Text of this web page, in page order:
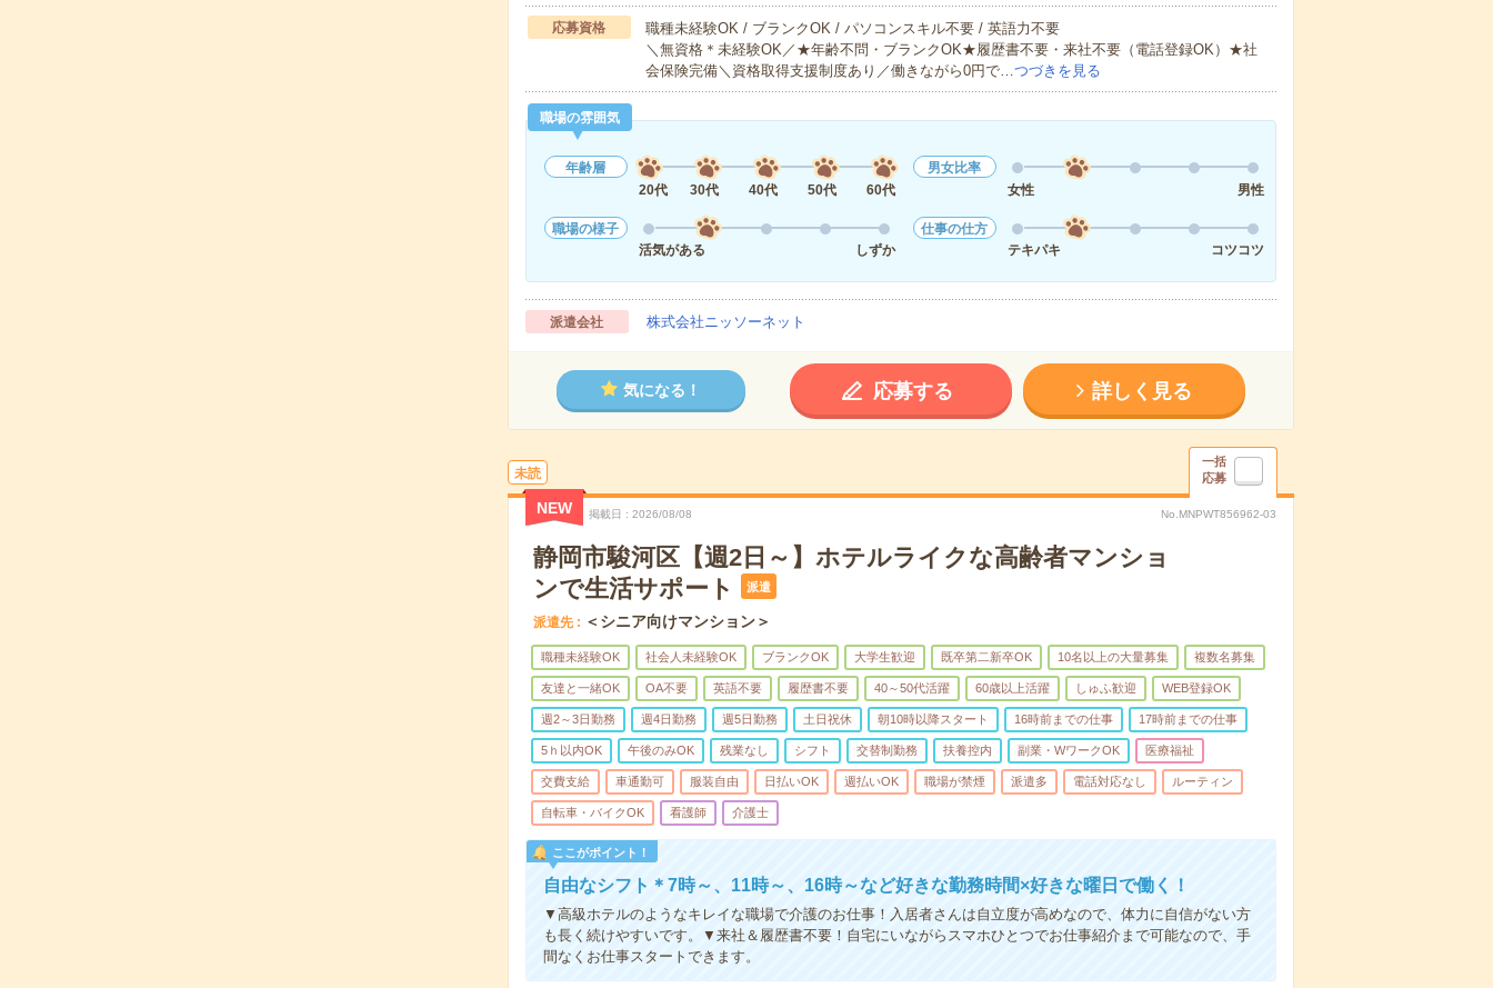
応募資格
職種未経験OK / ブランクOK / パソコンスキル不要 / 英語力不要
＼無資格＊未経験OK／★年齢不問・ブランクOK★履歴書不要・来社不要（電話登録OK）★社
会保険完備＼資格取得支援制度あり／働きながら0円で…つづきを見る
職場の雰囲気
年齢層
20代
30代 40代 50代 60代
男女比率
女性
男性
職場の様子
活気がある
しずか
仕事の仕方
テキパキ
コツコツ
派遣会社 株式会社ニッソーネット
気になる！ 応募する 詳しく見る
未読
一括
応募
NEW 掲載日 2026/08/08 No.MNPWT856962-03
静岡市駿河区【週2日～】ホテルライクな高齢者マンショ
ンで生活サポート
派遣
派遣先 ＜シニア向けマンション＞
職種未経験OK 社会人未経験OK ブランクOK 大学生歓迎 既卒第二新卒OK 10名以上の大量募集 複数名募集
友達と一緒OK OA不要 英語不要 履歴書不要 40～50代活躍 60歳以上活躍 しゅふ歓迎 WEB登録OK
週2～3日勤務 週4日勤務 週5日勤務 土日祝休 朝10時以降スタート 16時前までの仕事 17時前までの仕事
5ｈ以内OK 午後のみOK 残業なし シフト 交替制勤務 扶養控内 副業・WワークOK 医療福祉
交費支給 車通勤可 服装自由 日払いOK 週払いOK 職場が禁煙 派遣多 電話対応なし ルーティン
自転車・バイクOK 看護師 介護士
ここがポイント！
自由なシフト＊7時～、11時～、16時～など好きな勤務時間×好きな曜日で働く！
▼高級ホテルのようなキレイな職場で介護のお仕事！入居者さんは自立度が高めなので、体力に自信がない方
も長く続けやすいです。▼来社＆履歴書不要！自宅にいながらスマホひとつでお仕事紹介まで可能なので、手
間なくお仕事スタートできます。